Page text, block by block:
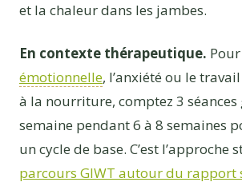
et la chaleur dans les jambes.
En contexte thérapeutique.
émotionnelle, l’anxiété ou le
à la nourriture, comptez 3
semaine pendant 6 à 8 semaines
un cycle de base. C’est l’approche
parcours GIWT autour du rapport